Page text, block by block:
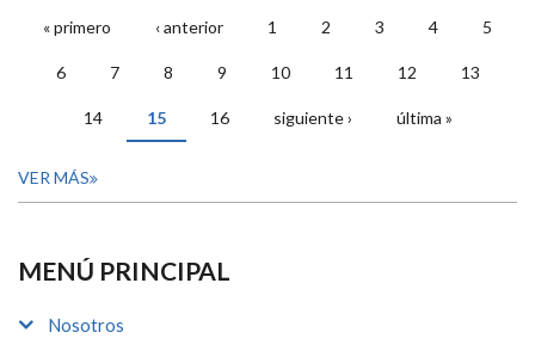
PÁGINAS
« primero ‹ anterior 1 2 3 4 5
6 7 8 9 10 11 12 13
14 15 16 siguiente › última »
VER MÁS
MENÚ PRINCIPAL
Nosotros